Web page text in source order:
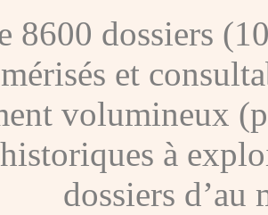
8600 dossiers
et
volumineux
à
dossiers d’au